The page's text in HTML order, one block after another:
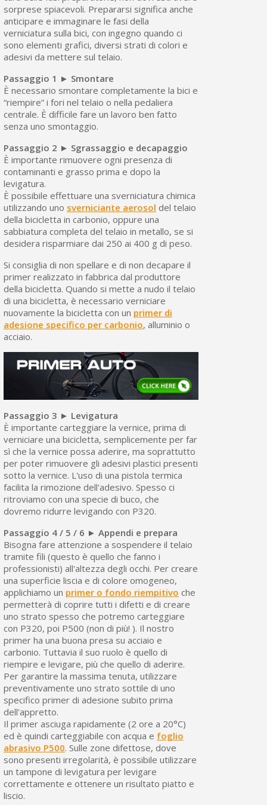
sorprese spiacevoli. Prepararsi significa anche
anticipare e immaginare le fasi della
verniciatura sulla bici, con ingegno quando ci
sono elementi grafici, diversi strati di colori e
adesivi da mettere sul telaio.
Passaggio 1 ► Smontare
È necessario smontare completamente la bici e
“riempire” i fori nel telaio o nella pedaliera
centrale. È difficile fare un lavoro ben fatto
senza uno smontaggio.
Passaggio 2 ► Sgrassaggio e decapaggio
È importante rimuovere ogni presenza di
contaminanti e grasso prima e dopo la
levigatura.
È possibile effettuare una sverniciatura chimica
utilizzando uno sverniciante aerosol del telaio
della bicicletta in carbonio, oppure una
sabbiatura completa del telaio in metallo, se si
desidera risparmiare dai 250 ai 400 g di peso.
Si consiglia di non spellare e di non decapare il
primer realizzato in fabbrica dal produttore
della bicicletta. Quando si mette a nudo il telaio
di una bicicletta, è necessario verniciare
nuovamente la bicicletta con un primer di
adesione specifico per carbonio, alluminio o
acciaio.
Passaggio 3 ► Levigatura
È importante carteggiare la vernice, prima di
verniciare una bicicletta, semplicemente per far
sì che la vernice possa aderire, ma soprattutto
per poter rimuovere gli adesivi plastici presenti
sotto la vernice. L'uso di una pistola termica
facilita la rimozione dell'adesivo. Spesso ci
ritroviamo con una specie di buco, che
dovremo ridurre levigando con P320.
Passaggio 4 / 5 / 6 ► Appendi e prepara
Bisogna fare attenzione a sospendere il telaio
tramite fili (questo è quello che fanno i
professionisti) all'altezza degli occhi. Per creare
una superficie liscia e di colore omogeneo,
applichiamo un primer o fondo riempitivo che
permetterà di coprire tutti i difetti e di creare
uno strato spesso che potremo carteggiare
con P320, poi P500 (non di più! ). Il nostro
primer ha una buona presa su acciaio e
carbonio. Tuttavia il suo ruolo è quello di
riempire e levigare, più che quello di aderire.
Per garantire la massima tenuta, utilizzare
preventivamente uno strato sottile di uno
specifico primer di adesione subito prima
dell'appretto.
Il primer asciuga rapidamente (2 ore a 20°C)
ed è quindi carteggiabile con acqua e foglio
abrasivo P500. Sulle zone difettose, dove
sono presenti irregolarità, è possibile utilizzare
un tampone di levigatura per levigare
correttamente e ottenere un risultato piatto e
liscio.